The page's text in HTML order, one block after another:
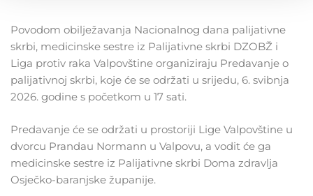
Povodom obilježavanja Nacionalnog dana palijativne
skrbi, medicinske sestre iz Palijativne skrbi DZOBŽ i
Liga protiv raka Valpovštine organiziraju Predavanje o
palijativnoj skrbi, koje će se održati u srijedu, 6. svibnja
2026. godine s početkom u 17 sati.
Predavanje će se održati u prostoriji Lige Valpovštine u
dvorcu Prandau Normann u Valpovu, a vodit će ga
medicinske sestre iz Palijativne skrbi Doma zdravlja
Osječko-baranjske županije.